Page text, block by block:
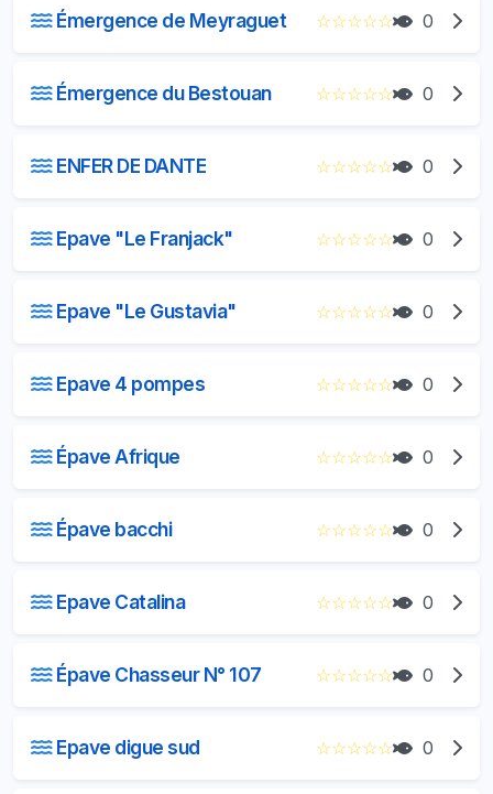
Émergence de Meyraguet ☆☆☆☆☆ 0
Émergence du Bestouan ☆☆☆☆☆ 0
ENFER DE DANTE ☆☆☆☆☆ 0
Epave "Le Franjack" ☆☆☆☆☆ 0
Epave "Le Gustavia" ☆☆☆☆☆ 0
Epave 4 pompes ☆☆☆☆☆ 0
Épave Afrique ☆☆☆☆☆ 0
Épave bacchi ☆☆☆☆☆ 0
Epave Catalina ☆☆☆☆☆ 0
Épave Chasseur N° 107 ☆☆☆☆☆ 0
Epave digue sud ☆☆☆☆☆ 0